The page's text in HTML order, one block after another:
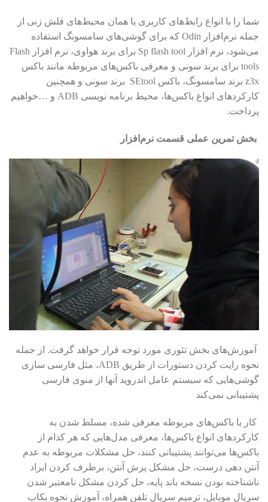
شما را با انواع رابط‌های کاربری یا همان محیط‌های فلش زنی از
جمله نرم‌افزار Odin که برای گوشی‌های سامسونگ استفاده
می‌شود، نرم افزار Sp flash tool برای برند هواوی، نرم افزار Flash
tools برای برند سونی و معرفی باکس‌های مربوطه مانند باکس
z3x برند سامسونگ، باکس SEtool برند سونی و همچنین
کارکردهای انواع باکس‌ها، محیط برنامه نویسی ADB و …خواهیم
پرداخت.
بخش تمرین عملی قسمت نرم‌افزار
آموزش‌های بخش تئوری مورد توجه قرار خواهد گرفت. از جمله
نحوه رایت کردن دستورات از طریق ADB، مثل فارسی سازی
گوشی‌هایی که سیستم عامل اندروید آنها از منوی فارسی
پشتیبانی نمی‌کند
کار با باکس‌های مربوطه معرفی شده، مسلط شدن به
کارکردهای انواع باکس‌ها، معرفی مدل‌هایی که هر کدام از
باکس‌ها می‌توانند پشتیبانی کنند، حل مشکلات مربوطه به عدم
آنتن دهی درست، حل مشکل پرش آنتن، برطرف کردن ایراد
ناشناخته بودن نسخه باند پایه، حل کردن مشکل نامعتبر شدن
سریال موبایل، ترمیم سریال تلفن همراه، آموزش نحوه بکاب